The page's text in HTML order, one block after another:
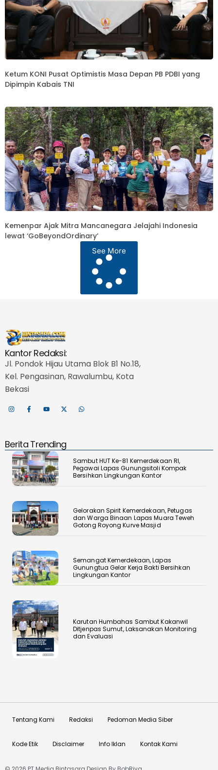
Ketum KONI Pusat Optimistis Masa Depan PB PDBI yang
Dipimpin Kabais TNI
Kemenpar Ajak Mitra Mancanegara Jelajahi Indonesia
lewat ‘GoBeyondOrdinary’
See More
Kantor Redaksi:
Jl. Pondok Hijau Utama Blok B1 No.18,
Kel. Pengasinan, Rawalumbu, Kota
Bekasi
Berita Trending
Sambut HUT Ke-81 Kemerdekaan RI,
Pegawai Lapas Gunungsitoli Kompak
Bersihkan Lingkungan Kantor
Gelorakan Spirit Kemerdekaan, Petugas
dan Warga Binaan Lapas Muara Teweh
Gotong Royong Kurve Masjid
Semangat Kemerdekaan, Lapas
Gunungtua Gelar Kerja Bakti Bersihkan
Lingkungan Kantor
Karutan Humbahas Sambut Kakanwil
Ditjenpas Sumut, Laksanakan Monitoring
dan Evaluasi
Tentang Kami Redaksi Pedoman Media Siber
Kode Etik Disclaimer Info Iklan Kontak Kami